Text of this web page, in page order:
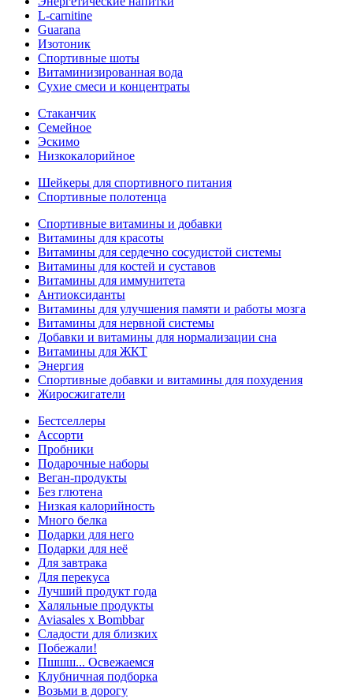
L-carnitine
Guarana
Изотоник
Спортивные шоты
Витаминизированная вода
Сухие смеси и концентраты
Стаканчик
Семейное
Эскимо
Низкокалорийное
Шейкеры для спортивного питания
Спортивные полотенца
Спортивные витамины и добавки
Витамины для красоты
Витамины для сердечно сосудистой системы
Витамины для костей и суставов
Витамины для иммунитета
Антиоксиданты
Витамины для улучшения памяти и работы мозга
Витамины для нервной системы
Добавки и витамины для нормализации сна
Витамины для ЖКТ
Энергия
Спортивные добавки и витамины для похудения
Жиросжигатели
Бестселлеры
Ассорти
Пробники
Подарочные наборы
Веган-продукты
Без глютена
Низкая калорийность
Много белка
Подарки для него
Подарки для неё
Для завтрака
Для перекуса
Лучший продукт года
Халяльные продукты
Aviasales x Bombbar
Сладости для близких
Побежали!
Пшшш... Освежаемся
Клубничная подборка
Возьми в дорогу